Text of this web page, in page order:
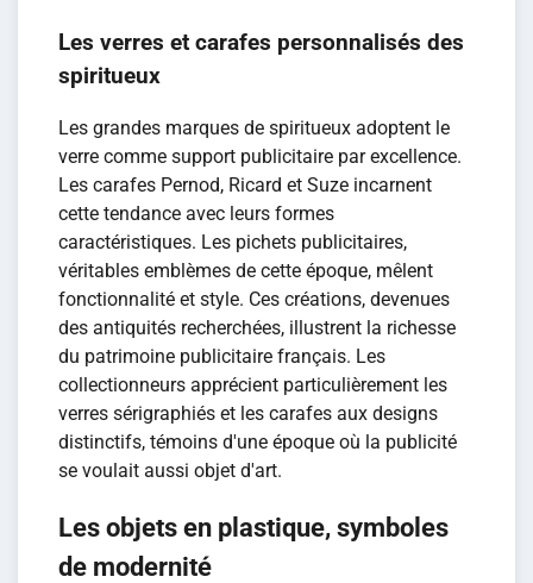
Les verres et carafes personnalisés des
spiritueux
Les grandes marques de spiritueux adoptent le
verre comme support publicitaire par excellence.
Les carafes Pernod, Ricard et Suze incarnent
cette tendance avec leurs formes
caractéristiques. Les pichets publicitaires,
véritables emblèmes de cette époque, mêlent
fonctionnalité et style. Ces créations, devenues
des antiquités recherchées, illustrent la richesse
du patrimoine publicitaire français. Les
collectionneurs apprécient particulièrement les
verres sérigraphiés et les carafes aux designs
distinctifs, témoins d'une époque où la publicité
se voulait aussi objet d'art.
Les objets en plastique, symboles
de modernité